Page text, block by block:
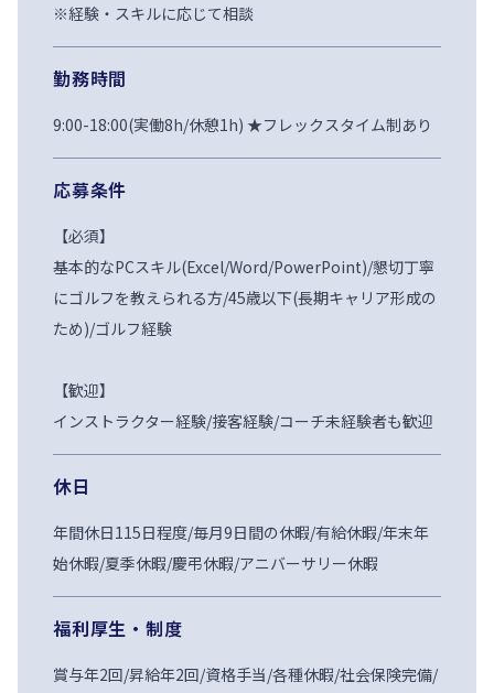
※経験・スキルに応じて相談
勤務時間
9:00-18:00(実働8h/休憩1h) ★フレックスタイム制あり
応募条件
【必須】
基本的なPCスキル(Excel/Word/PowerPoint)/懇切丁寧
にゴルフを教えられる方/45歳以下(長期キャリア形成の
ため)/ゴルフ経験
【歓迎】
インストラクター経験/接客経験/コーチ未経験者も歓迎
休日
年間休日115日程度/毎月9日間の休暇/有給休暇/年末年
始休暇/夏季休暇/慶弔休暇/アニバーサリー休暇
福利厚生・制度
賞与年2回/昇給年2回/資格手当/各種休暇/社会保険完備/